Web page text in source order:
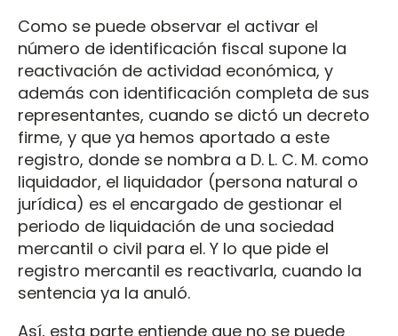
Como se puede observar el activar el
número de identificación fiscal supone la
reactivación de actividad económica, y
además con identificación completa de sus
representantes, cuando se dictó un decreto
firme, y que ya hemos aportado a este
registro, donde se nombra a D. L. C. M. como
liquidador, el liquidador (persona natural o
jurídica) es el encargado de gestionar el
periodo de liquidación de una sociedad
mercantil o civil para el. Y lo que pide el
registro mercantil es reactivarla, cuando la
sentencia ya la anuló.
Así, esta parte entiende que no se puede